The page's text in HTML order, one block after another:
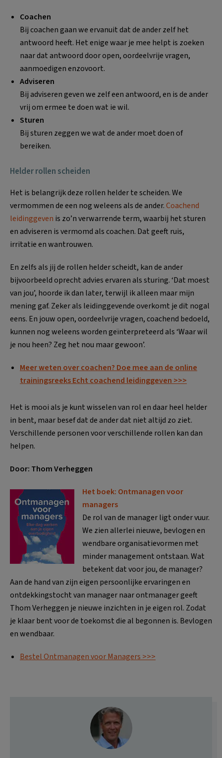
Coachen
Bij coachen gaan we ervanuit dat de ander zelf het
antwoord heeft. Het enige waar je mee helpt is zoeken
naar dat antwoord door open, oordeelvrije vragen,
aanmoedigen enzovoort.
Adviseren
Bij adviseren geven we zelf een antwoord, en is de ander
vrij om ermee te doen wat ie wil.
Sturen
Bij sturen zeggen we wat de ander moet doen of
bereiken.
Helder rollen scheiden
Het is belangrijk deze rollen helder te scheiden. We
vermommen de een nog weleens als de ander.Coachend
leidinggeven is zo’n verwarrende term, waarbij het sturen
en adviseren is vermomd als coachen. Dat geeft ruis,
irritatie en wantrouwen.
En zelfs als jij de rollen helder scheidt, kan de ander
bijvoorbeeld oprecht advies ervaren als sturing. ‘Dat moest
van jou’, hoorde ik dan later, terwijl ik alleen maar mijn
mening gaf. Zeker als leidinggevende overkomt je dit nogal
eens. En jouw open, oordeelvrije vragen, coachend bedoeld,
kunnen nog weleens worden geïnterpreteerd als ‘Waar wil
je nou heen? Zeg het nou maar gewoon’.
Meer weten over coachen? Doe mee aan de online
trainingsreeks Echt coachend leidinggeven >>>
Het is mooi als je kunt wisselen van rol en daar heel helder
in bent, maar besef dat de ander dat niet altijd zo ziet.
Verschillende personen voor verschillende rollen kan dan
helpen.
Door: Thom Verheggen
Het boek: Ontmanagen voor
managers
De rol van de manager ligt onder vuur.
We zien allerlei nieuwe, bevlogen en
wendbare organisatievormen met
minder management ontstaan. Wat
betekent dat voor jou, de manager?
Aan de hand van zijn eigen persoonlijke ervaringen en
ontdekkingstocht van manager naar ontmanager geeft
Thom Verheggen je nieuwe inzichten in je eigen rol. Zodat
je klaar bent voor de toekomst die al begonnen is. Bevlogen
en wendbaar.
Bestel Ontmanagen voor Managers >>>